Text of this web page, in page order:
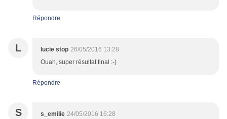
Répondre
L lucie stop 26/05/2016 13:28
Ouah, super résultat final :-)
Répondre
S s_emilie 24/05/2016 16:28